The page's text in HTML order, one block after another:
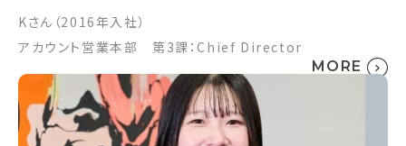
Kさん（2016年入社）
アカウント営業本部 第3課：Chief Director
MORE